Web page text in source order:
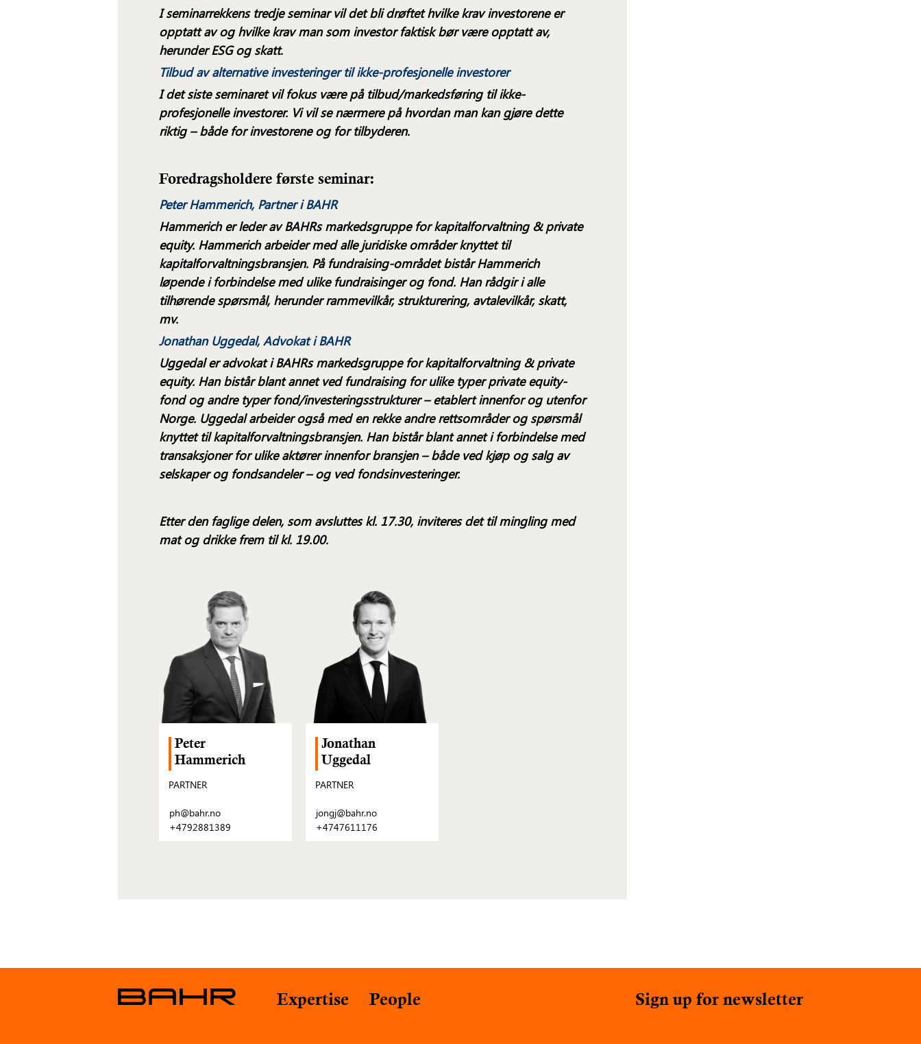
I seminarrekkens tredje seminar vil det bli drøftet hvilke krav investorene er
opptatt av og hvilke krav man som investor faktisk bør være opptatt av,
herunder ESG og skatt.
Tilbud av alternative investeringer til ikke-profesjonelle investorer
I det siste seminaret vil fokus være på tilbud/markedsføring til ikke-
profesjonelle investorer. Vi vil se nærmere på hvordan man kan gjøre dette
riktig – både for investorene og for tilbyderen.
Foredragsholdere første seminar:
Peter Hammerich, Partner i BAHR
Hammerich er leder av BAHRs markedsgruppe for kapitalforvaltning & private
equity. Hammerich arbeider med alle juridiske områder knyttet til
kapitalforvaltningsbransjen. På fundraising-området bistår Hammerich
løpende i forbindelse med ulike fundraisinger og fond. Han rådgir i alle
tilhørende spørsmål, herunder rammevilkår, strukturering, avtalevilkår, skatt,
mv.
Jonathan Uggedal, Advokat i BAHR
Uggedal er advokat i BAHRs markedsgruppe for kapitalforvaltning & private
equity. Han bistår blant annet ved fundraising for ulike typer private equity-
fond og andre typer fond/investeringsstrukturer – etablert innenfor og utenfor
Norge. Uggedal arbeider også med en rekke andre rettsområder og spørsmål
knyttet til kapitalforvaltningsbransjen. Han bistår blant annet i forbindelse med
transaksjoner for ulike aktører innenfor bransjen – både ved kjøp og salg av
selskaper og fondsandeler – og ved fondsinvesteringer.
Etter den faglige delen, som avsluttes kl. 17.30, inviteres det til mingling med
mat og drikke frem til kl. 19.00.
Peter
Hammerich
PARTNER
ph@bahr.no
+4792881389
Jonathan
Uggedal
PARTNER
jongj@bahr.no
+4747611176
Expertise People Sign up for newsletter